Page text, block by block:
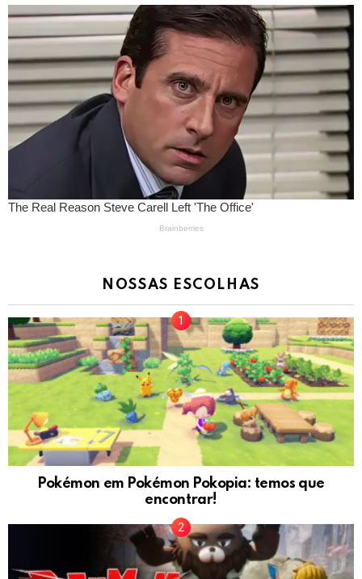
NOSSAS ESCOLHAS
Pokémon em Pokémon Pokopia: temos que
encontrar!